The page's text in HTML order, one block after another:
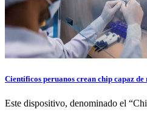
Científicos peruanos crean chip capaz
Este dispositivo, denominado el